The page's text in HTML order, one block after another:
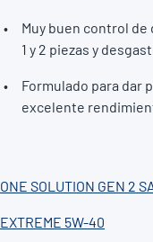
Muy buen control
1 y 2 piezas y
Formulado para dar
excelente
ONE SOLUTION GEN 2
EXTREME 5W-40